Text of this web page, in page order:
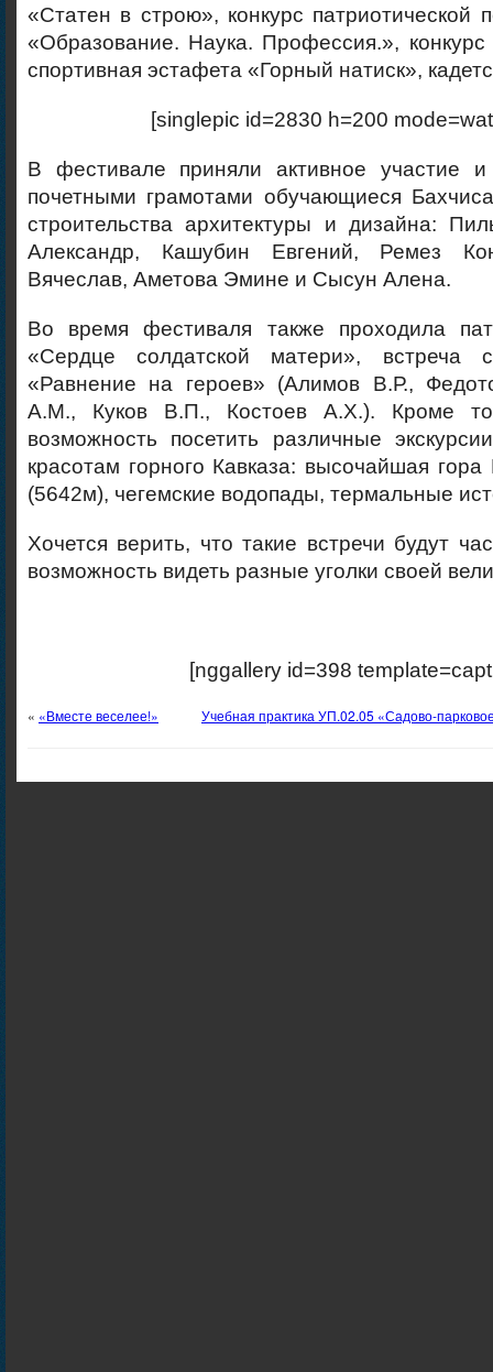
«Статен в строю», конкурс патриотической
«Образование. Наука. Профессия.», конкурс
спортивная эстафета «Горный натиск»,
[singlepic id=2830 h=200
В фестивале приняли активное участие
почетными грамотами обучающиеся
строительства архитектуры и дизайна:
Александр, Кашубин Евгений, Ремез
Вячеслав, Аметова Эмине и Сысун Алена.
Во время фестиваля также проходила
«Сердце солдатской матери», встреча
«Равнение на героев» (Алимов В.Р.,
А.М., Куков В.П., Костоев А.Х.). Кроме
возможность посетить различные
красотам горного Кавказа: высочайшая
(5642м), чегемские водопады, термальные
Хочется верить, что такие встречи будут
возможность видеть разные уголки своей
[nggallery id=398
« «Вместе веселее!» Учебная практика УП.02.05 «Садово-